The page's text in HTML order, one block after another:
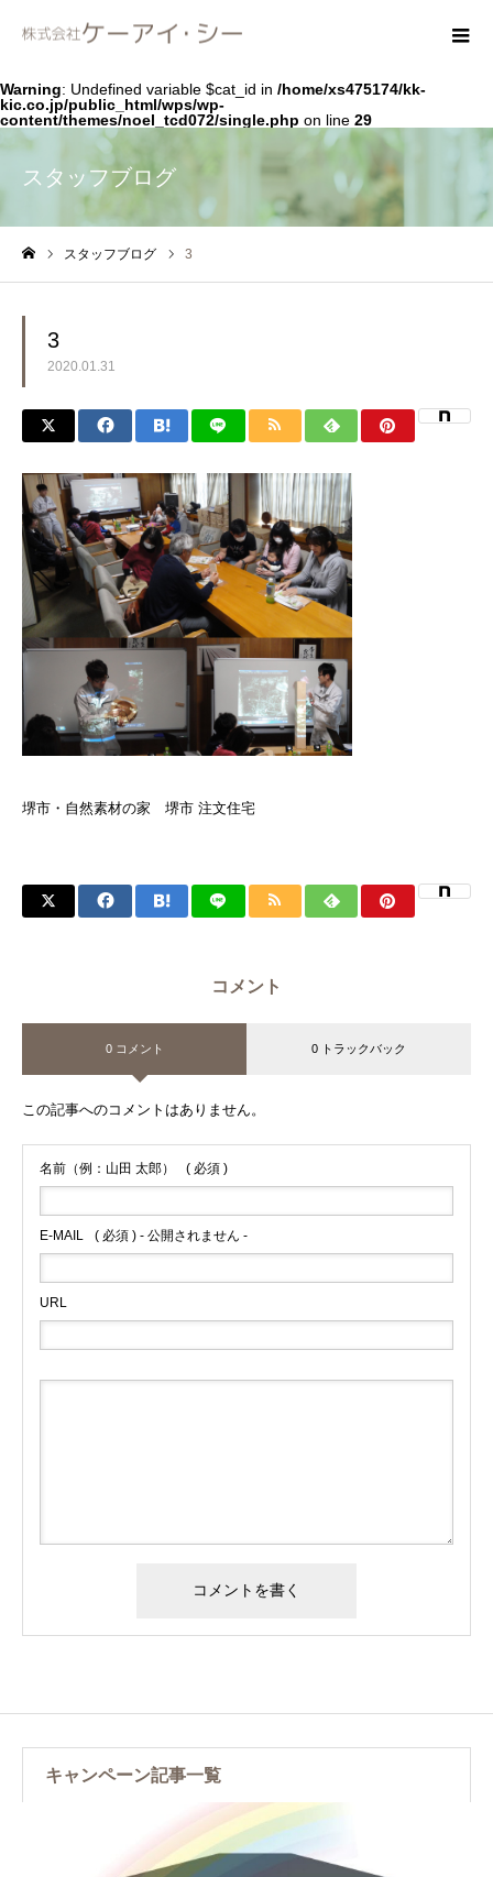
Warning: Undefined variable $cat_id in /home/xs475174/kk-
kic.co.jp/public_html/wps/wp-
content/themes/noel_tcd072/single.php on line 29
スタッフブログ
スタッフブログ 3
3
2020.01.31
堺市・自然素材の家 堺市 注文住宅
コメント
0 コメント 0 トラックバック
この記事へのコメントはありません。
名前（例：山田 太郎） ( 必須 )
E-MAIL ( 必須 ) - 公開されません -
URL
キャンペーン記事一覧